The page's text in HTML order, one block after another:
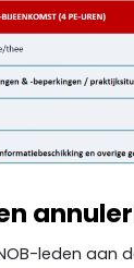
leden aan